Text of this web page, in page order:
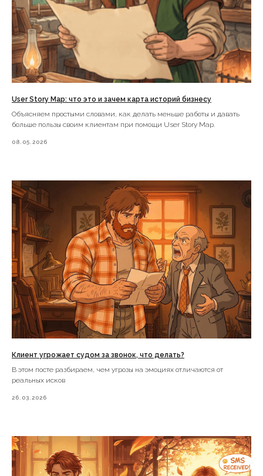
User Story Map: что это и зачем карта историй бизнесу
Объясняем простыми словами, как делать меньше работы и давать
больше пользы своим клиентам при помощи User Story Map.
08.05.2026
Клиент угрожает судом за звонок, что делать?
В этом посте разбираем, чем угрозы на эмоциях отличаются от
реальных исков
26.03.2026
данных
Согласие на обработку файлов
cookies
*Instagram принадлежит компании Meta Platforms Inc.,
деятельность которой признана экстремистской и
запрещена на территории Российской Федерации.